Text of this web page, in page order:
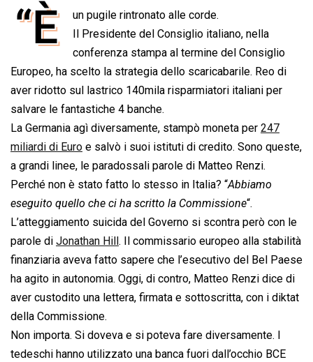
c
o
o
k
a
s
A
p
p
n
k
e
d
I
n
r
e
a
d
s
a
i
l
p
y
L
i
n
i
n
t
“È
un pugile rintronato alle corde.
Il Presidente del Consiglio italiano, nella
conferenza stampa al termine del Consiglio
Europeo, ha scelto la strategia dello scaricabarile. Reo di
aver ridotto sul lastrico 140mila risparmiatori italiani per
salvare le fantastiche 4 banche.
La Germania agì diversamente, stampò moneta per 247
miliardi di Euro e salvò i suoi istituti di credito. Sono queste,
a grandi linee, le paradossali parole di Matteo Renzi.
Perché non è stato fatto lo stesso in Italia? “Abbiamo
eseguito quello che ci ha scritto la Commissione“.
L’atteggiamento suicida del Governo si scontra però con le
parole di Jonathan Hill . Il commissario europeo alla stabilità
finanziaria aveva fatto sapere che l’esecutivo del Bel Paese
ha agito in autonomia. Oggi, di contro, Matteo Renzi dice di
aver custodito una lettera, firmata e sottoscritta, con i diktat
della Commissione.
Non importa. Si doveva e si poteva fare diversamente. I
tedeschi hanno utilizzato una banca fuori dall’occhio BCE